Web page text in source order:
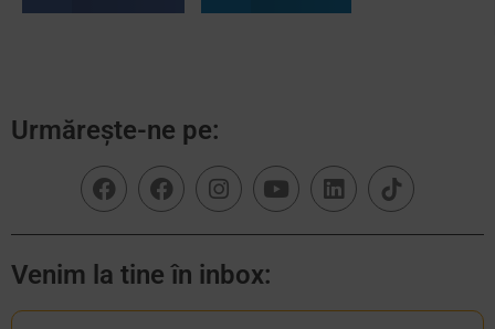
Urmărește-ne pe:
Venim la tine în inbox: